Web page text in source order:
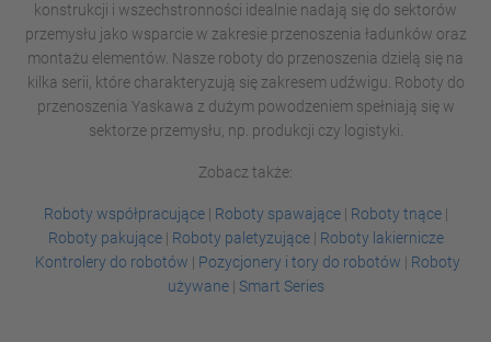
konstrukcji i wszechstronności idealnie nadają się do sektorów
przemysłu jako wsparcie w zakresie przenoszenia ładunków oraz
montażu elementów. Nasze roboty do przenoszenia dzielą się na
kilka serii, które charakteryzują się zakresem udźwigu. Roboty do
przenoszenia Yaskawa z dużym powodzeniem spełniają się w
sektorze przemysłu, np. produkcji czy logistyki.
Zobacz także:
Roboty współpracujące| Roboty spawające| Roboty tnące|
Roboty pakujące| Roboty paletyzujące| Roboty lakiernicze
Kontrolery do robotów | Pozycjonery i tory do robotów | Roboty
używane| Smart Series